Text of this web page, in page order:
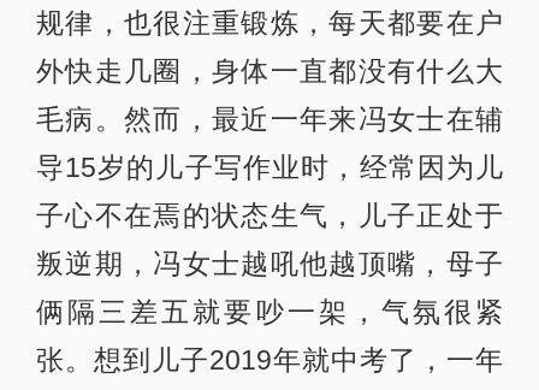
规律，也很注重锻炼，每天都要在户
外快走几圈，身体一直都没有什么大
毛病。然而，最近一年来冯女士在辅
导15岁的儿子写作业时，经常因为儿
子心不在焉的状态生气，儿子正处于
叛逆期，冯女士越吼他越顶嘴，母子
俩隔三差五就要吵一架，气氛很紧
张。想到儿子2019年就中考了，一年